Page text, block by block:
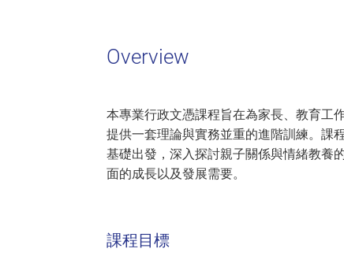
Overview
本專業行政文憑課程旨在為家長、教育工
提供一套理論與實務並重的進階訓練。課
基礎出發，深入探討親子關係與情緒教養
面的成長以及發展需要。
課程目標